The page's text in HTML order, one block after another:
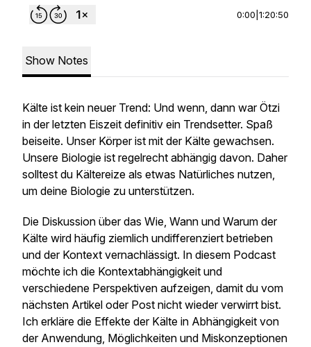
0:00 1:20:50
Show Notes
Kälte ist kein neuer Trend: Und wenn, dann war Ötzi
in der letzten Eiszeit definitiv ein Trendsetter. Spaß
beiseite. Unser Körper ist mit der Kälte gewachsen.
Unsere Biologie ist regelrecht abhängig davon. Daher
solltest du Kältereize als etwas Natürliches nutzen,
um deine Biologie zu unterstützen.
Die Diskussion über das Wie, Wann und Warum der
Kälte wird häufig ziemlich undifferenziert betrieben
und der Kontext vernachlässigt. In diesem Podcast
möchte ich die Kontextabhängigkeit und
verschiedene Perspektiven aufzeigen, damit du vom
nächsten Artikel oder Post nicht wieder verwirrt bist.
Ich erkläre die Effekte der Kälte in Abhängigkeit von
der Anwendung, Möglichkeiten und Miskonzeptionen